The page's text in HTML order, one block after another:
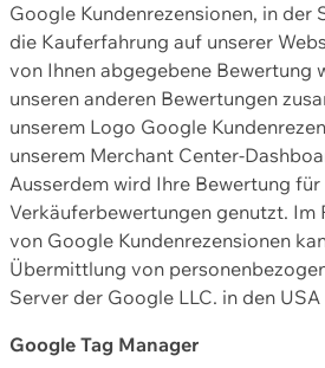
Google Kundenrezensionen, in der
die Kauferfahrung auf unserer
von Ihnen abgegebene Bewertung
unseren anderen Bewertungen
unserem Logo Google
unserem Merchant Center-
Ausserdem wird Ihre Bewertung
Verkäuferbewertungen genutzt. Im
von Google Kundenrezensionen
Übermittlung von
Server der Google LLC. in den USA
Google Tag Manager